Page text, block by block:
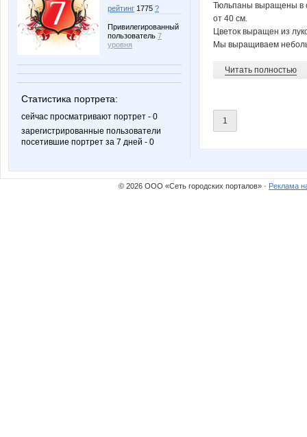
рейтинг 1775 ?
Привилегированный
пользователь 7
уровня
Статистика портрета:
сейчас просматривают портрет - 0
зарегистрированные пользователи
посетившие портрет за 7 дней - 0
НАТИК@
Тюльпаны выращены в
от 40 см.
Цветок выращен из
Мы выращиваем
Читать полностью
1
© 2026 ООО «Сеть городских порталов» · Реклама